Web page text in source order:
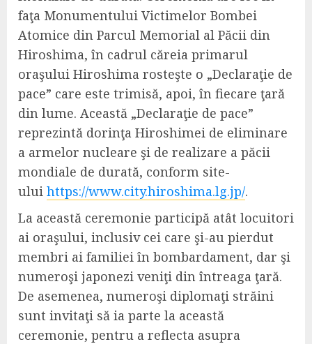
faţa Monumentului Victimelor Bombei
Atomice din Parcul Memorial al Păcii din
Hiroshima, în cadrul căreia primarul
oraşului Hiroshima rosteşte o „Declaraţie de
pace” care este trimisă, apoi, în fiecare ţară
din lume. Această „Declaraţie de pace”
reprezintă dorinţa Hiroshimei de eliminare
a armelor nucleare şi de realizare a păcii
mondiale de durată, conform site-
ului https://www.city.hiroshima.lg.jp/.
La această ceremonie participă atât locuitori
ai oraşului, inclusiv cei care şi-au pierdut
membri ai familiei în bombardament, dar şi
numeroşi japonezi veniţi din întreaga ţară.
De asemenea, numeroşi diplomaţi străini
sunt invitaţi să ia parte la această
ceremonie, pentru a reflecta asupra